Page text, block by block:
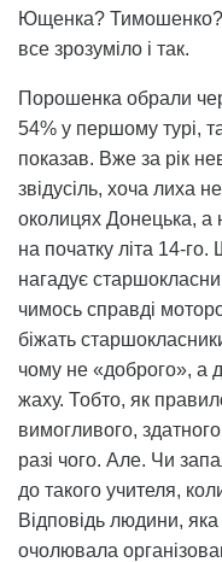
Ющенка? Тимошенко?
все зрозуміло і так.
Порошенка обрали
54% у першому турі,
показав. Вже за рік
звідусіль, хоча лиха
околицях Донецька, а
на початку літа 14-
нагадує
чимось справді
біжать
чому не «доброго», а
жаху. Тобто, як
вимогливого,
разі чого. Але. Чи
до такого учителя,
Відповідь людини,
очолювала